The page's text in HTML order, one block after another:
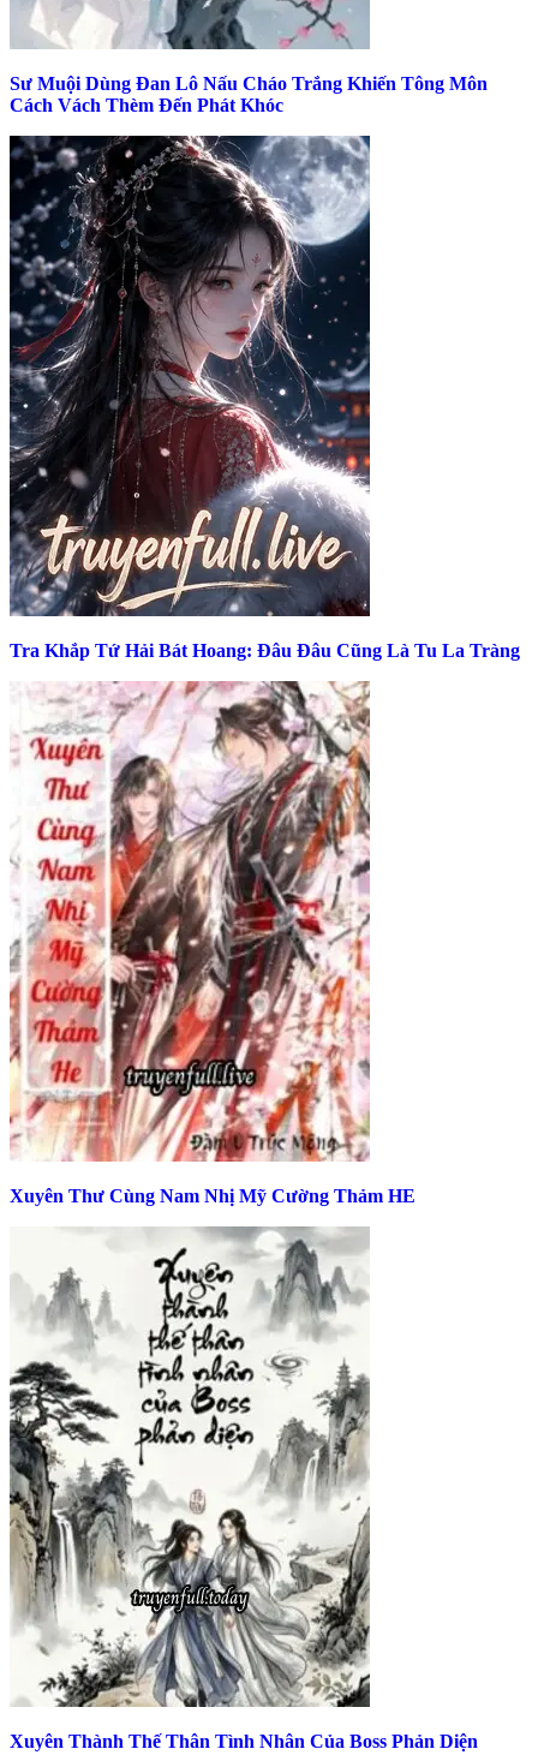
Sư Muội Dùng Đan Lô Nấu Cháo Trắng Khiến Tông Môn
Cách Vách Thèm Đến Phát Khóc
Tra Khắp Tứ Hải Bát Hoang: Đâu Đâu Cũng Là Tu La Tràng
Xuyên Thư Cùng Nam Nhị Mỹ Cường Thảm HE
Xuyên Thành Thế Thân Tình Nhân Của Boss Phản Diện